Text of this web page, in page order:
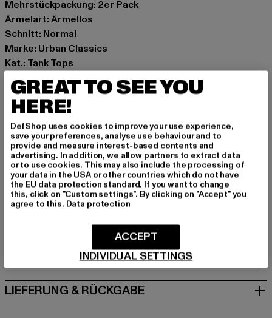
Mehrstückpackung: 2er Pack
Ärmelart: Ärmellos
Schnitt: Normal
Marke: Urban Classics
Kat.: Tank Tops
Farbe: weiß
Hersteller Farbe: white+white
Materialzusammensetzung: 95% Baumwolle, 5%
Elasthan
Art.Nr: TB7650A-03168
Hersteller: TB International GmbH |info@tbint.de
Dr.-Robert-Murjahn-Straße 7 | 64372 Ober-Ramstadt |
DE
GRÖSSE & PASSFORM
PFLEGEHINWEISE
LIEFERUNG & RÜCKGABE
GREAT TO SEE YOU
HERE!
DefShop uses cookies to improve your use experience,
save your preferences, analyse use behaviour and to
provide and measure interest-based contents and
advertising. In addition, we allow partners to extract data
or to use cookies. This may also include the processing of
your data in the USA or other countries which do not have
the EU data protection standard. If you want to change
this, click on "Custom settings". By clicking on "Accept" you
agree to this. Data protection
INDIVIDUAL SETTINGS
ACCEPT